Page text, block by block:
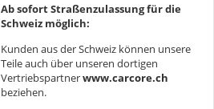
Ab sofort Straßenzulassung für die
Schweiz möglich:
Kunden aus der Schweiz können unsere
Teile auch über unseren dortigen
Vertriebspartnerwww.carcore.ch
beziehen.